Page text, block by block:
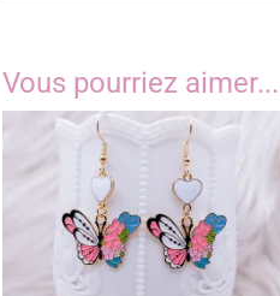
Vous pourriez aimer...